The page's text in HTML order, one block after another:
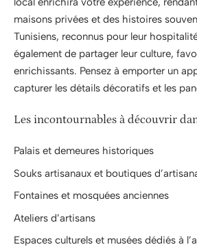
maisons privées et des histoires
Tunisiens, reconnus pour leur
également de partager leur culture,
enrichissants. Pensez à emporter un
capturer les détails décoratifs et les
Les incontournables à découvrir
Palais et demeures historiques
Souks artisanaux et boutiques
Fontaines et mosquées anciennes
Ateliers d’artisans
Espaces culturels et musées dédiés à